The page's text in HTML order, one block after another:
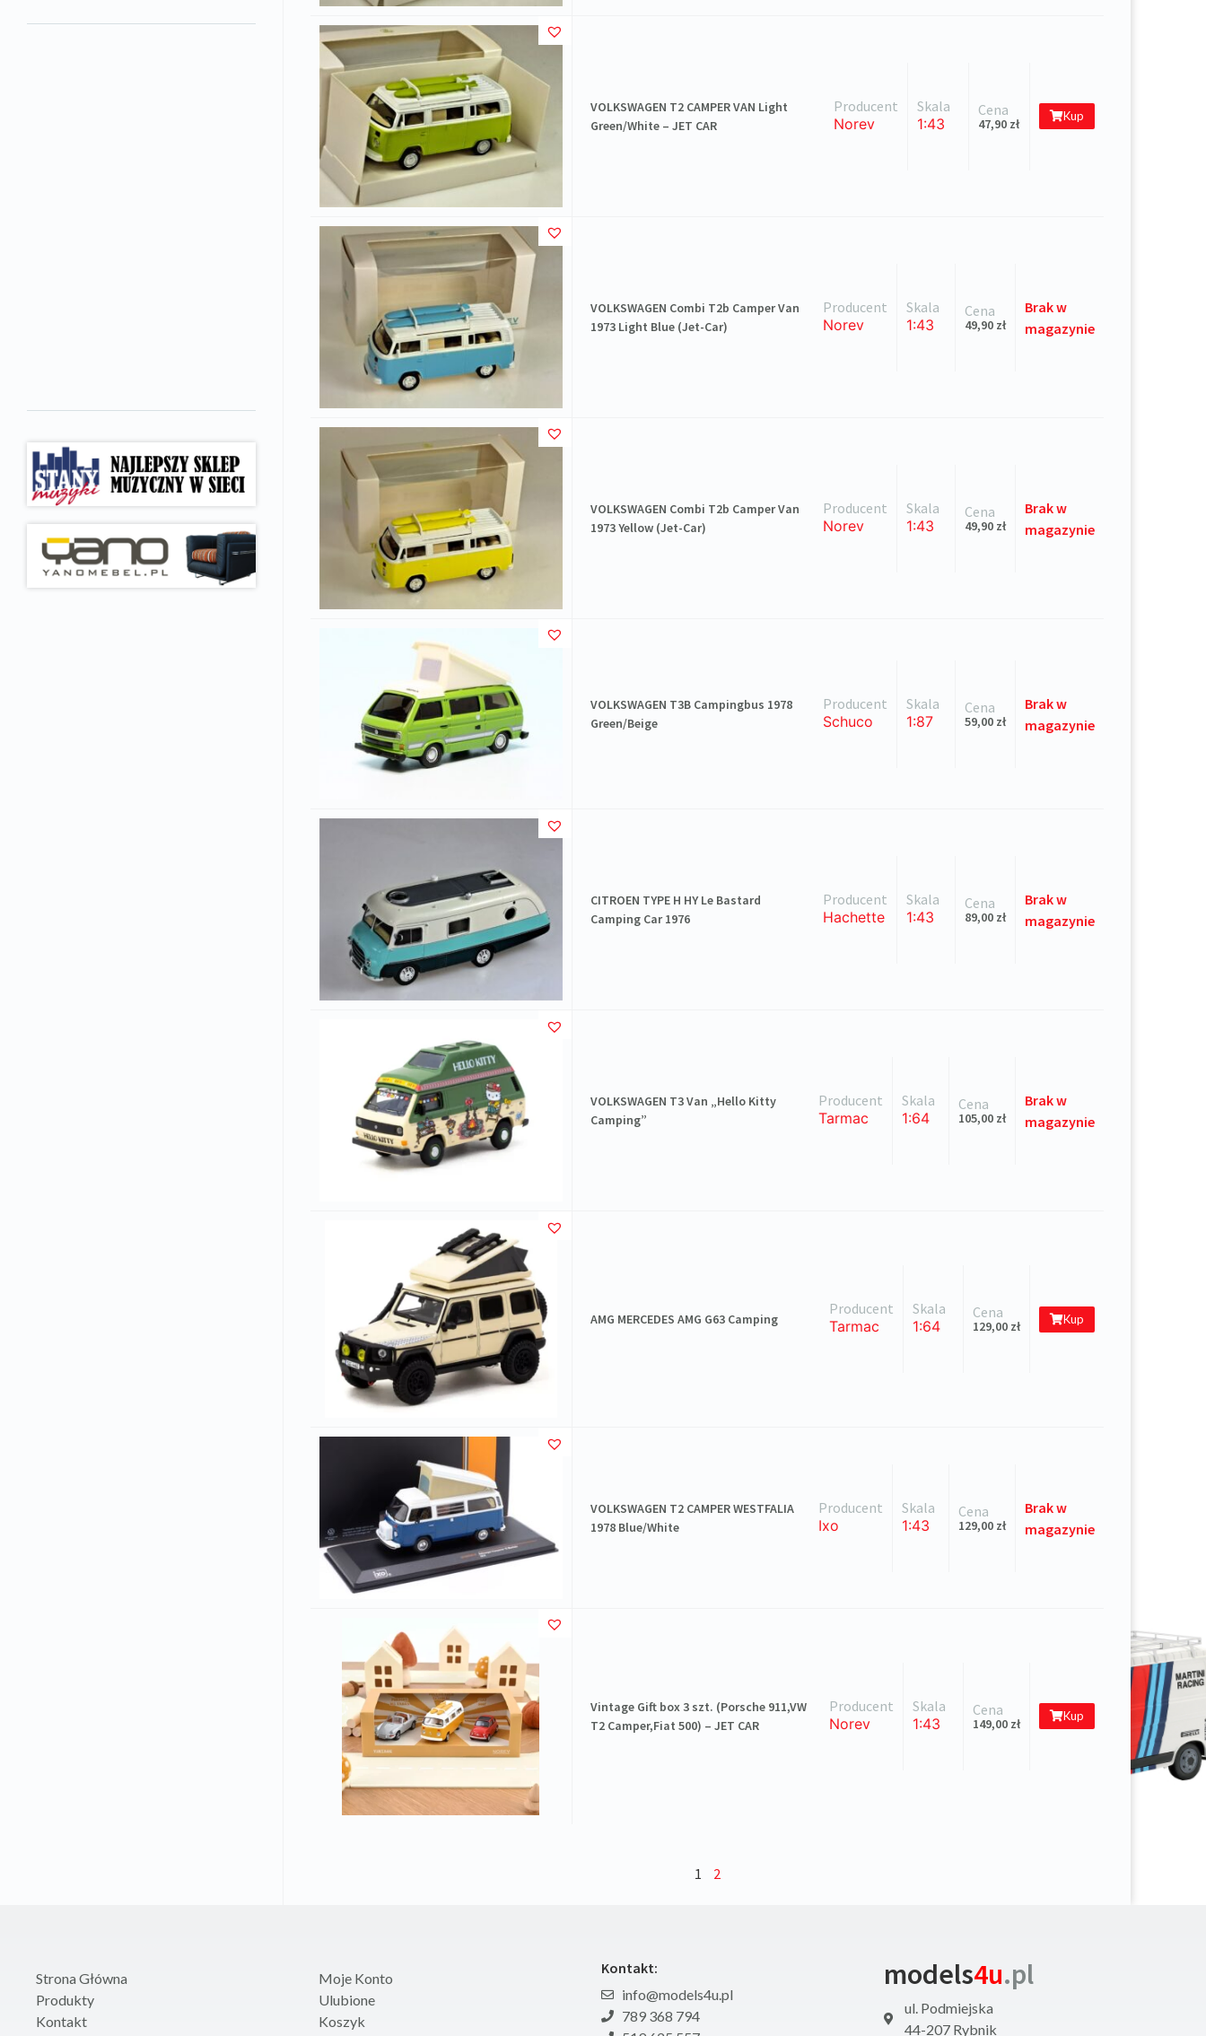
VOLKSWAGEN T2 CAMPER VAN Light
Green/White – JET CAR
Producent
Norev
Skala
1:43
Cena
47,90 zł Kup
VOLKSWAGEN Combi T2b Camper Van
1973 Light Blue (Jet-Car)
Producent
Norev
Skala
1:43
Cena
49,90 zł
Brakw
magazynie
VOLKSWAGEN Combi T2b Camper Van
1973 Yellow (Jet-Car)
Producent
Norev
Skala
1:43
Cena
49,90 zł
Brakw
magazynie
VOLKSWAGEN T3B Campingbus 1978
Green/Beige
Producent
Schuco
Skala
1:87
Cena
59,00 zł
Brakw
magazynie
CITROEN TYPE H HY Le Bastard
Camping Car 1976
Producent
Hachette
Skala
1:43
Cena
89,00 zł
Brakw
magazynie
VOLKSWAGEN T3 Van „Hello Kitty
Camping”
Producent
Tarmac
Skala
1:64
Cena
105,00 zł
Brakw
magazynie
AMG MERCEDES AMG G63 Camping
Producent
Tarmac
Skala
1:64
Cena
129,00 zł Kup
VOLKSWAGEN T2 CAMPER WESTFALIA
1978 Blue/White
Producent
Ixo
Skala
1:43
Cena
129,00 zł
Brakw
magazynie
Vintage Gift box 3 szt. (Porsche 911,VW
T2 Camper,Fiat 500) – JET CAR
Producent
Norev
Skala
1:43
Cena
149,00 zł Kup
1 2
Strona Główna
Produkty
Kontakt
Moje Konto
Ulubione
Koszyk
Kontakt:
info@models4u.pl
789 368 794
models4u.pl
ul. Podmiejska
44-207 Rybnik